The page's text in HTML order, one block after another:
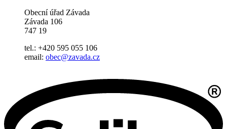
Obecní úřad Závada
Závada 106
747 19
tel.: +420 595 055 106
email: obec@zavada.cz